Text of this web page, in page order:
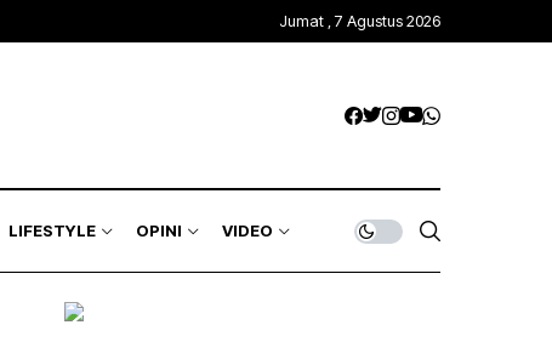
Jumat , 7 Agustus 2026
LIFESTYLE OPINI VIDEO